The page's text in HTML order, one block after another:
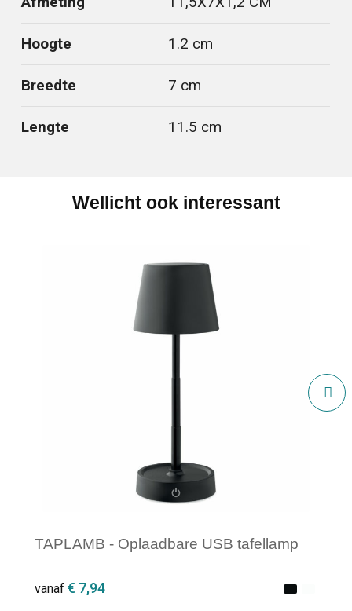
Hoogte 1.2 cm
Breedte 7 cm
Lengte 11.5 cm
Wellicht ook interessant
TAPLAMB - Oplaadbare USB tafellamp
vanaf € 7,94